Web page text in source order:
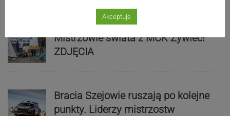
Mistrzowie świata z MCK Żywiec!
ZDJĘCIA
Bracia Szejowie ruszają po kolejne
punkty. Liderzy mistrzostw
Akceptuje